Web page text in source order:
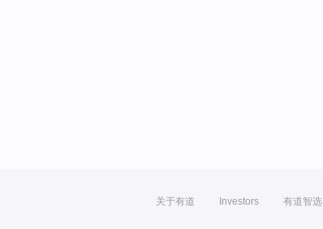
关于有道 Investors 有道智选